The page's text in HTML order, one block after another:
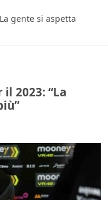
gente si aspetta
2023: “La